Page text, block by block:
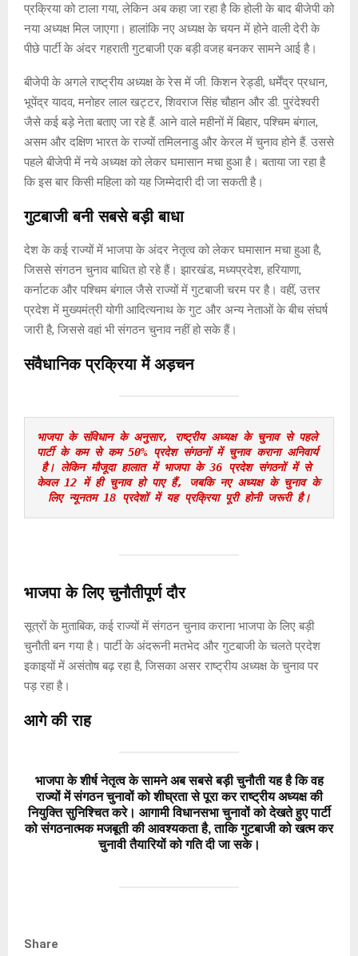
प्रक्रिया को टाला गया, लेकिन अब कहा जा रहा है कि होली के बाद बीजेपी को
नया अध्यक्ष मिल जाएगा। हालांकि नए अध्यक्ष के चयन में होने वाली देरी के
पीछे पार्टी के अंदर गहराती गुटबाजी एक बड़ी वजह बनकर सामने आई है।
बीजेपी के अगले राष्ट्रीय अध्यक्ष के रेस में जी. किशन रेड्डी, धर्मेंद्र प्रधान,
भूपेंद्र यादव, मनोहर लाल खट्टर, शिवराज सिंह चौहान और डी. पुरंदेश्वरी
जैसे कई बड़े नेता बताए जा रहे हैं. आने वाले महीनों में बिहार, पश्चिम बंगाल,
असम और दक्षिण भारत के राज्यों तमिलनाडु और केरल में चुनाव होने हैं. उससे
पहले बीजेपी में नये अध्यक्ष को लेकर घमासान मचा हुआ है। बताया जा रहा है
कि इस बार किसी महिला को यह जिम्मेदारी दी जा सकती है।
गुटबाजी बनी सबसे बड़ी बाधा
देश के कई राज्यों में भाजपा के अंदर नेतृत्व को लेकर घमासान मचा हुआ है,
जिससे संगठन चुनाव बाधित हो रहे हैं। झारखंड, मध्यप्रदेश, हरियाणा,
कर्नाटक और पश्चिम बंगाल जैसे राज्यों में गुटबाजी चरम पर है। वहीं, उत्तर
प्रदेश में मुख्यमंत्री योगी आदित्यनाथ के गुट और अन्य नेताओं के बीच संघर्ष
जारी है, जिससे वहां भी संगठन चुनाव नहीं हो सके हैं।
संवैधानिक प्रक्रिया में अड़चन
भाजपा के संविधान के अनुसार, राष्ट्रीय अध्यक्ष के चुनाव से पहले
पार्टी के कम से कम 50% प्रदेश संगठनों में चुनाव कराना अनिवार्य
है। लेकिन मौजूदा हालात में भाजपा के 36 प्रदेश संगठनों में से
केवल 12 में ही चुनाव हो पाए हैं, जबकि नए अध्यक्ष के चुनाव के
लिए न्यूनतम 18 प्रदेशों में यह प्रक्रिया पूरी होनी जरूरी है।
भाजपा के लिए चुनौतीपूर्ण दौर
सूत्रों के मुताबिक, कई राज्यों में संगठन चुनाव कराना भाजपा के लिए बड़ी
चुनौती बन गया है। पार्टी के अंदरूनी मतभेद और गुटबाजी के चलते प्रदेश
इकाइयों में असंतोष बढ़ रहा है, जिसका असर राष्ट्रीय अध्यक्ष के चुनाव पर
पड़ रहा है।
आगे की राह
भाजपा के शीर्ष नेतृत्व के सामने अब सबसे बड़ी चुनौती यह है कि वह
राज्यों में संगठन चुनावों को शीघ्रता से पूरा कर राष्ट्रीय अध्यक्ष की
नियुक्ति सुनिश्चित करे। आगामी विधानसभा चुनावों को देखते हुए पार्टी
को संगठनात्मक मजबूती की आवश्यकता है, ताकि गुटबाजी को खत्म कर
चुनावी तैयारियों को गति दी जा सके।
Share